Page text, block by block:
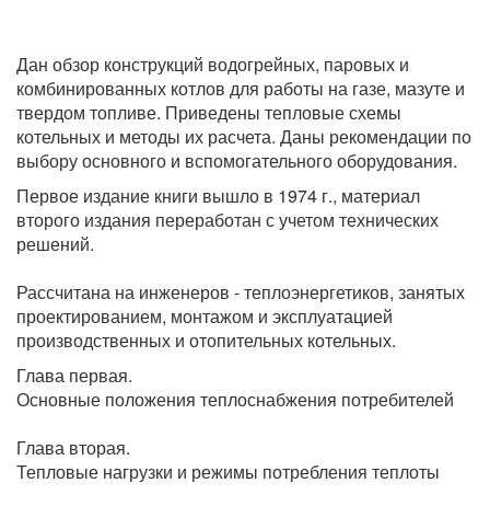
Дан обзор конструкций водогрейных, паровых и
комбинированных котлов для работы на газе, мазуте и
твердом топливе. Приведены тепловые схемы
котельных и методы их расчета. Даны рекомендации по
выбору основного и вспомогательного оборудования.
Первое издание книги вышло в 1974 г., материал
второго издания переработан с учетом технических
решений.
Рассчитана на инженеров - теплоэнергетиков, занятых
проектированием, монтажом и эксплуатацией
производственных и отопительных котельных.
Глава первая.
Основные положения теплоснабжения потребителей
Глава вторая.
Тепловые нагрузки и режимы потребления теплоты